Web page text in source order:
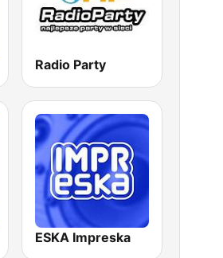
Radio Party
ESKA Impreska